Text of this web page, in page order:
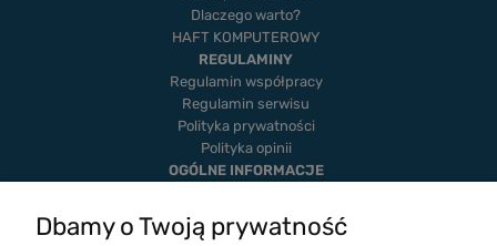
Dlaczego warto?
HAFT KOMPUTEROWY
REGULAMINY
Regulamin współpracy
Regulamin serwisu
Polityka prywatności
Polityka opinii
OGÓLNE INFORMACJE
Twoje zamówienia
Dbamy o Twoją prywatność